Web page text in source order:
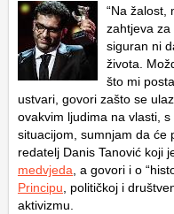
“Na žalost,
zahtjeva za
siguran ni
života.
što mi
ustvari, govori zašto se
ovakvim ljudima na vlasti,
situacijom, sumnjam da će
redatelj Danis Tanović koji
medvjeda , a govori i o
Principu , političkoj i
aktivizmu.